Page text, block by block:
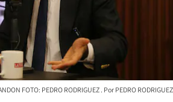
FOTO: PEDRO RODRIGUEZ PEDRO RODRIGUEZ